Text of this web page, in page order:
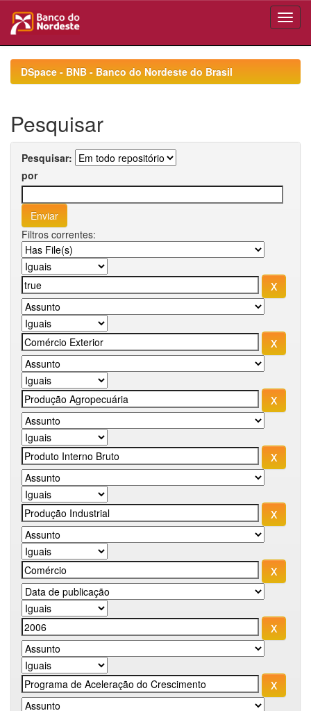
navigationDSpace - BNB - Banco do Nordeste do Brasil
Pesquisar
Pesquisar:
por
Filtros correntes: